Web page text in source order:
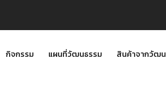
กิจกรรม แผนที่วัฒนธรรม สินค้าจากวัฒ